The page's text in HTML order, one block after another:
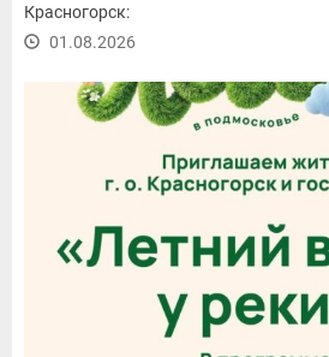
Красногорск:
01.08.2026